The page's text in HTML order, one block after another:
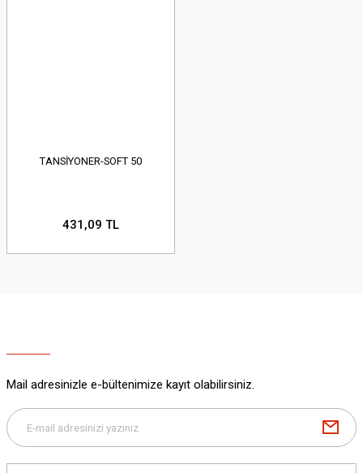
TANSİYONER-SOFT 50
431,09 TL
Mail adresinizle e-bültenimize kayıt olabilirsiniz.